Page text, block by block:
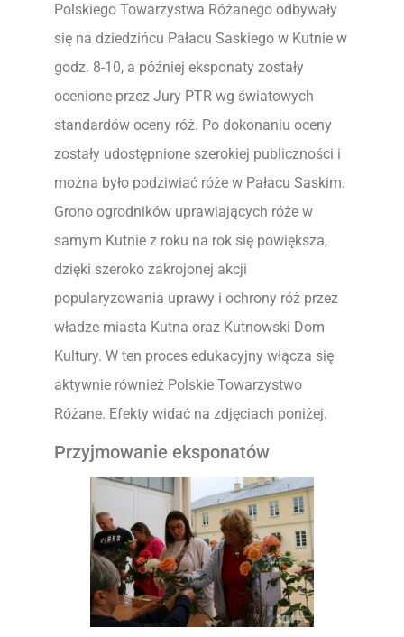
Polskiego Towarzystwa Różanego odbywały
się na dziedzińcu Pałacu Saskiego w Kutnie w
godz. 8-10, a później eksponaty zostały
ocenione przez Jury PTR wg światowych
standardów oceny róż. Po dokonaniu oceny
zostały udostępnione szerokiej publiczności i
można było podziwiać róże w Pałacu Saskim.
Grono ogrodników uprawiających róże w
samym Kutnie z roku na rok się powiększa,
dzięki szeroko zakrojonej akcji
popularyzowania uprawy i ochrony róż przez
władze miasta Kutna oraz Kutnowski Dom
Kultury. W ten proces edukacyjny włącza się
aktywnie również Polskie Towarzystwo
Różane. Efekty widać na zdjęciach poniżej.
Przyjmowanie eksponatów